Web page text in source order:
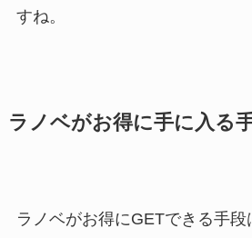
すね。
ラノベがお得に手に入る
ラノベがお得にGETできる手段